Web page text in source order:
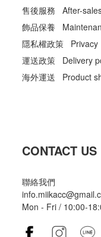
售後服務 After-
飾品保養
隱私權政策 Privacy
運送政策 Delivery
海外運送 Product
CONTACT US
聯絡我們
Mon - Fri / 10:00-